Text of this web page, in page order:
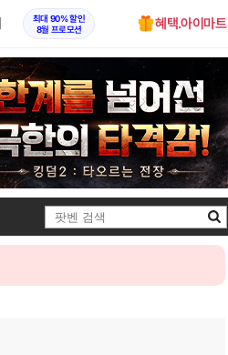
최대 90% 할인
8월 프로모션
혜택.아이마트
검
색